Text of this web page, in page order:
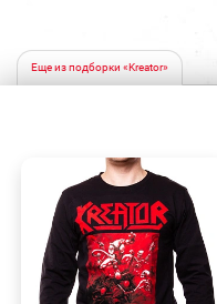
Еще из подборки «Kreator»